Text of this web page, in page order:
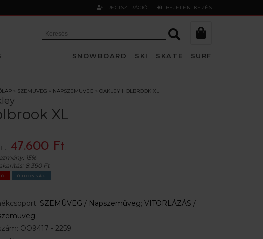
REGISZTRÁCIÓ BEJELENTKEZÉS
SNOWBOARD SKI SKATE SURF
» SZEMÜVEG » NAPSZEMÜVEG » OAKLEY HOLBROOK XL
XL
47.600 Ft
15%
8.390 Ft
ÚJDONSÁG
SZEMÜVEG / Napszemüveg; VITORLÁZÁS /
;
OO9417 - 2259